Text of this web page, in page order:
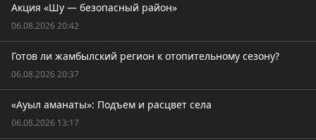
Акция «Шу — безопасный район»
06.08.2026 20:42
Готов ли жамбылский регион к отопительному сезону?
06.08.2026 20:37
«Ауыл аманаты»: Подъем и расцвет села
06.08.2026 13:17